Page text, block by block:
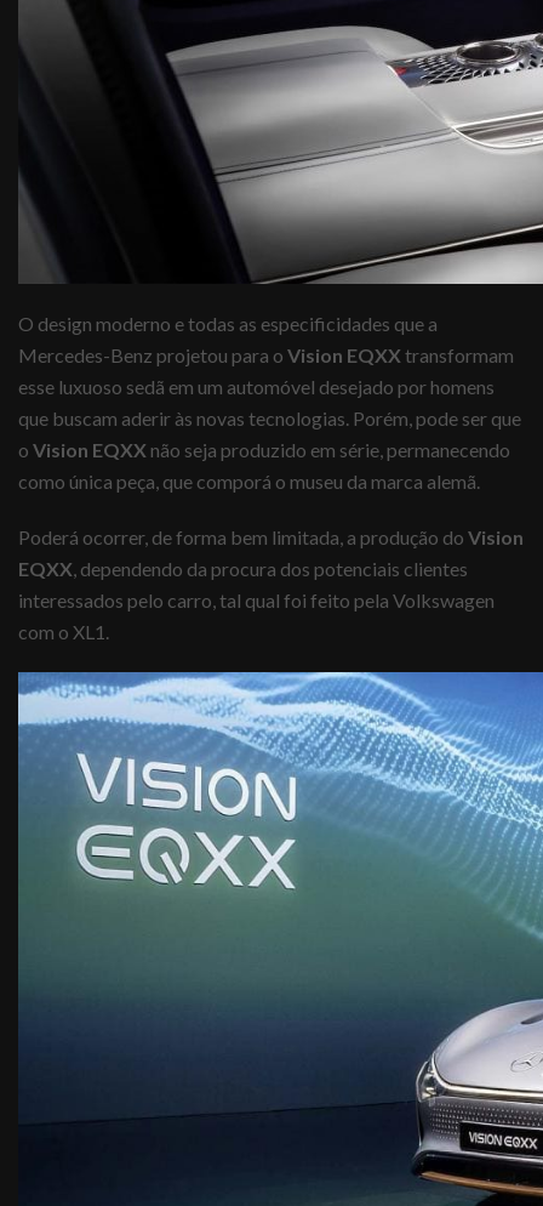
O design moderno e todas as especificidades que a
Mercedes-Benz projetou para o Vision EQXX transformam
esse luxuoso sedã em um automóvel desejado por homens
que buscam aderir às novas tecnologias. Porém, pode ser que
o Vision EQXX não seja produzido em série, permanecendo
como única peça, que comporá o museu da marca alemã.
Poderá ocorrer, de forma bem limitada, a produção do Vision
EQXX, dependendo da procura dos potenciais clientes
interessados pelo carro, tal qual foi feito pela Volkswagen
com o XL1.